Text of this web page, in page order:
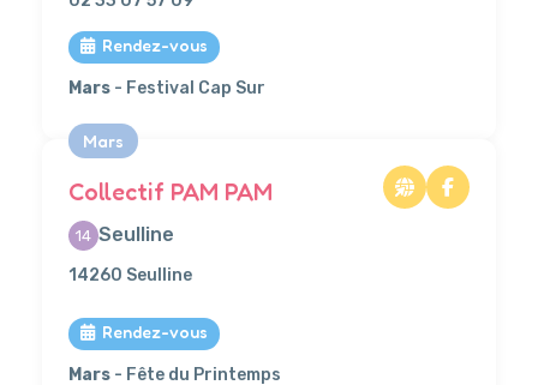
Rendez-vous
Mars - Festival Cap Sur
Mars
Collectif PAM PAM
14 Seulline
14260 Seulline
Rendez-vous
Mars - Fête du Printemps